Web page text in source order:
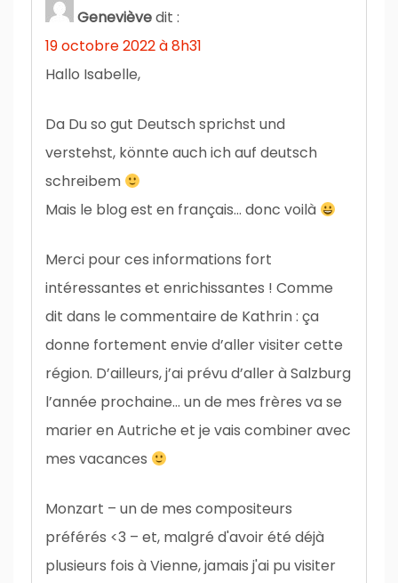
Genevièvedit :
19 octobre 2022 à 8h31
Hallo Isabelle,
Da Du so gut Deutsch sprichst und
verstehst, könnte auch ich auf deutsch
schreibem
Mais le blog est en français… donc voilà
Merci pour ces informations fort
intéressantes et enrichissantes ! Comme
dit dans le commentaire de Kathrin : ça
donne fortement envie d’aller visiter cette
région. D’ailleurs, j’ai prévu d’aller à Salzburg
l’année prochaine… un de mes frères va se
marier en Autriche et je vais combiner avec
mes vacances
Monzart – un de mes compositeurs
préférés <3 – et, malgré d'avoir été déjà
plusieurs fois à Vienne, jamais j'ai pu visiter